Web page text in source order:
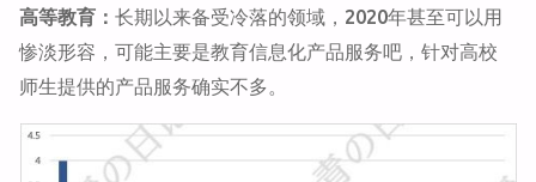
高等教育：长期以来备受冷落的领域，2020年甚至可以用
惨淡形容，可能主要是教育信息化产品服务吧，针对高校
师生提供的产品服务确实不多。